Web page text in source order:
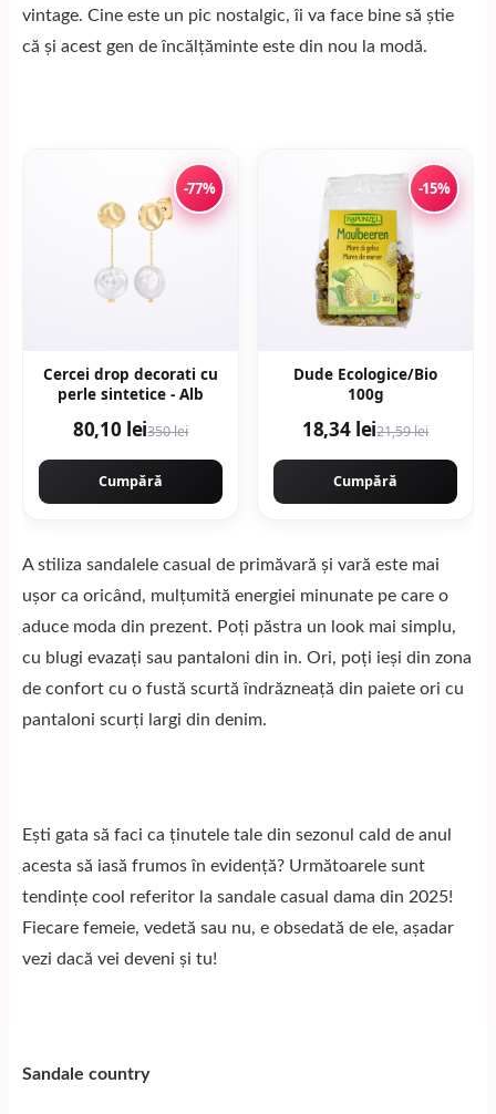
vintage. Cine este un pic nostalgic, îi va face bine să știe
că și acest gen de încălțăminte este din nou la modă.
-77%
Cercei drop decorati cu
perle sintetice - Alb
80,10 lei350 lei
Cumpără
-15%
Dude Ecologice/Bio
100g
18,34 lei21,59 lei
Cumpără
A stiliza sandalele casual de primăvară și vară este mai
ușor ca oricând, mulțumită energiei minunate pe care o
aduce moda din prezent. Poți păstra un look mai simplu,
cu blugi evazați sau pantaloni din in. Ori, poți ieși din zona
de confort cu o fustă scurtă îndrăzneață din paiete ori cu
pantaloni scurți largi din denim.
Ești gata să faci ca ținutele tale din sezonul cald de anul
acesta să iasă frumos în evidență? Următoarele sunt
tendințe cool referitor la sandale casual dama din 2025!
Fiecare femeie, vedetă sau nu, e obsedată de ele, așadar
vezi dacă vei deveni și tu!
Sandale country